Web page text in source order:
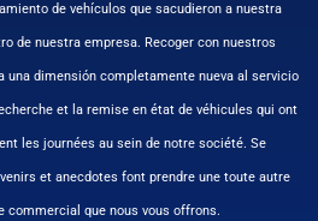
de vehículos que sacudieron a nuestra
de nuestra empresa. Recoger con nuestros
una dimensión completamente nueva al servicio
et la remise en état de véhicules qui ont
les journées au sein de notre société. Se
et anecdotes font prendre une toute autre
commercial que nous vous offrons.